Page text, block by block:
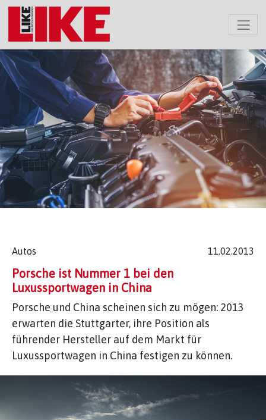
Autos 11.02.2013
Porsche ist Nummer 1 bei den
Luxussportwagen in China
Porsche und China scheinen sich zu mögen: 2013
erwarten die Stuttgarter, ihre Position als
führender Hersteller auf dem Markt für
Luxussportwagen in China festigen zu können.